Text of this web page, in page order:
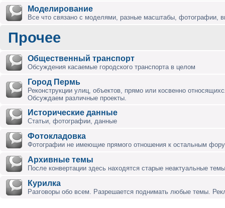
Моделирование
Все что связано с моделями, разные масштабы, фотографии,
Прочее
Общественный транспорт
Обсуждения касаемые городского транспорта в целом
Город Пермь
Реконструкции улиц, объектов, прямо или косвенно
Обсуждаем различные проекты.
Исторические данные
Статьи, фотографии, данные
Фотокладовка
Фотографии не имеющие прямого отношения к остальным
Архивные темы
После конвертации здесь находятся старые неактуальные
Курилка
Разговоры обо всем. Разрешается поднимать любые темы.